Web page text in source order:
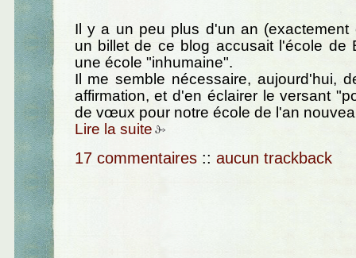
Il y a un peu plus d'un an (exactement
un billet de ce blog accusait l'école de
une école "inhumaine".
Il me semble nécessaire, aujourd'hui,
affirmation, et d'en éclairer le versant
de vœux pour notre école de l'an
Lire la suite
17 commentaires :: aucun trackback